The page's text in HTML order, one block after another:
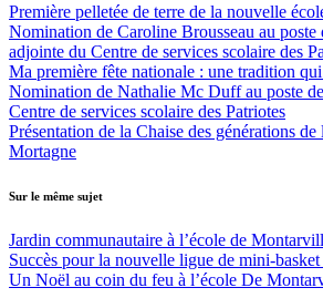
Première pelletée de terre de la nouvelle
Nomination de Caroline Brousseau au poste
adjointe du Centre de services scolaire des
Ma première fête nationale : une tradition
Nomination de Nathalie Mc Duff au poste
Centre de services scolaire des Patriotes
Présentation de la Chaise des générations
Mortagne
Sur le même sujet
Jardin communautaire à l’école de
Succès pour la nouvelle ligue de mini-basket
Un Noël au coin du feu à l’école De